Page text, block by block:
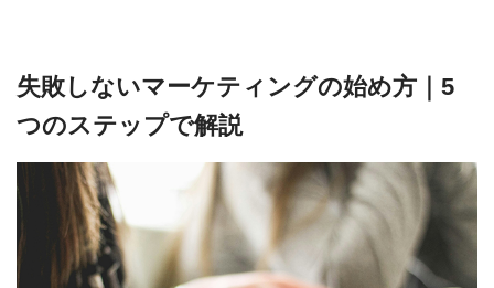
失敗しないマーケティングの始め方｜5
つのステップで解説